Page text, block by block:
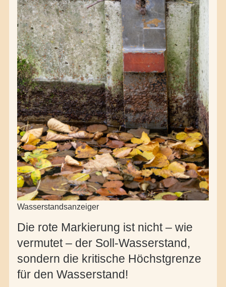
Wasserstandsanzeiger
Die rote Markierung ist nicht – wie
vermutet – der Soll-Wasserstand,
sondern die kritische Höchstgrenze
für den Wasserstand!